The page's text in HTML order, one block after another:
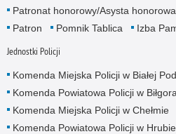
Patronat honorowy/Asysta honorowa
Patron
Pomnik Tablica Izba
Jednostki Policji
Komenda Miejska Policji w Białej
Komenda Powiatowa Policji w
Komenda Miejska Policji w Chełmie
Komenda Powiatowa Policji w